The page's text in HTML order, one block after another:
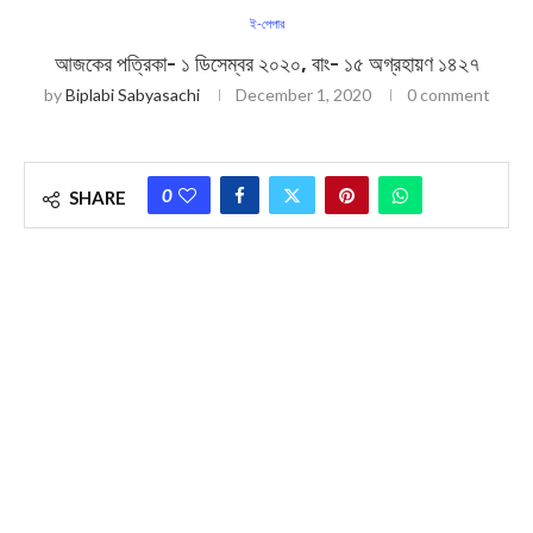
ই-পেপার
আজকের পত্রিকা- ১ ডিসেম্বর ২০২০, বাং- ১৫ অগ্রহায়ণ ১৪২৭
byBiplabi Sabyasachi December 1, 2020 0 comment
SHARE 0